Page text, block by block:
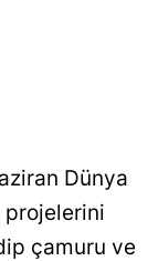
Dünya
projelerini
çamuru ve